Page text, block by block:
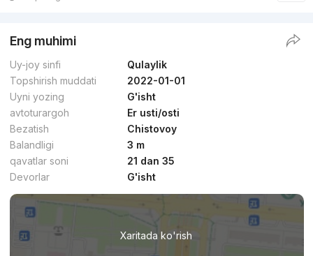
Eng muhimi
Uy-joy sinfi
Qulaylik
Topshirish muddati
2022-01-01
Uyni yozing
G'isht
avtoturargoh
Er usti/osti
Bezatish
Chistovoy
Balandligi
3 m
qavatlar soni
21 dan 35
Devorlar
G'isht
Xaritada ko'rish